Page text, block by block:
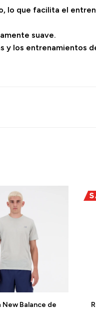
lo que facilita el
suave.
y los entrenamientos
New Balance de